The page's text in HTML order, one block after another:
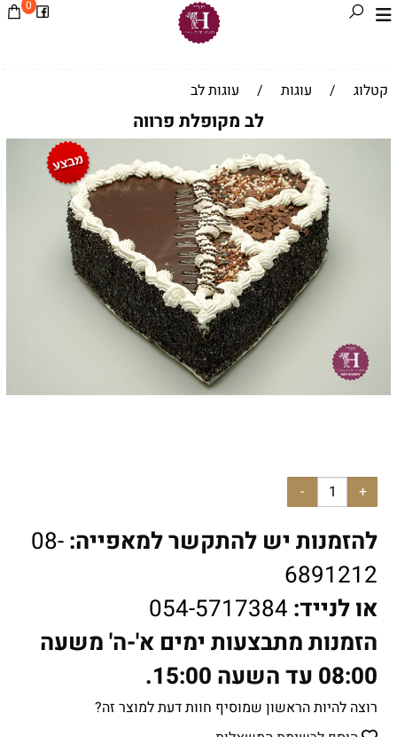
0
קטלוג / עוגות / עוגות לב
לב מקופלת פרווה
להזמנות יש להתקשר למאפייה:08-
6891212
או לנייד: 054-5717384
הזמנות מתבצעות ימים א'-ה' משעה
08:00 עד השעה 15:00.
רוצה להיות הראשון שמוסיף חוות דעת למוצר זה?